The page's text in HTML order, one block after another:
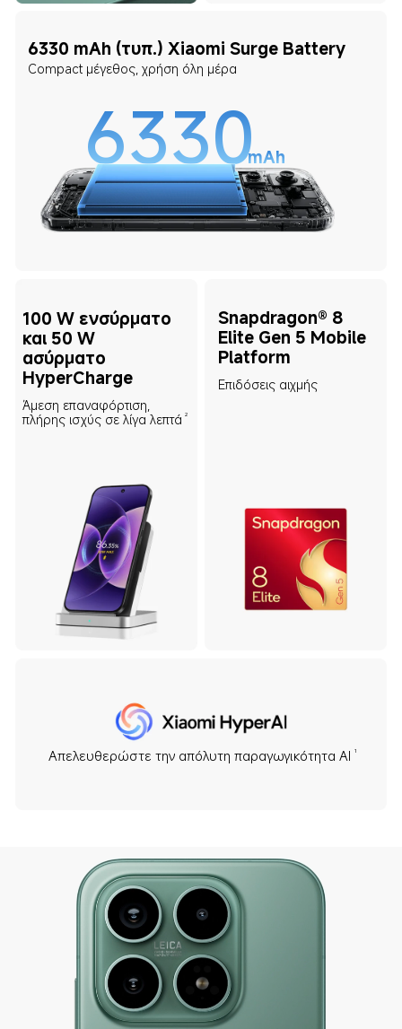
6330 mAh (τυπ.) Xiaomi Surge Battery
Compact μέγεθος, χρήση όλη μέρα
6330mAh
100 W ενσύρματο
και 50 W
ασύρματο
HyperCharge
Άμεση επαναφόρτιση,
πλήρης ισχύς σε λίγα λεπτά 2
Snapdragon® 8
Elite Gen 5 Mobile
Platform
Επιδόσεις αιχμής
Απελευθερώστε την απόλυτη παραγωγικότητα AI 1